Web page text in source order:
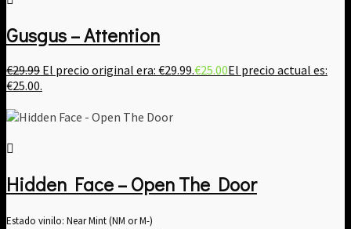
Gusgus – Attention
€29.99 El precio original era: €29.99.€25.00El precio actual es:
€25.00.
Hidden Face – Open The Door
Estado vinilo: Near Mint (NM or M-)